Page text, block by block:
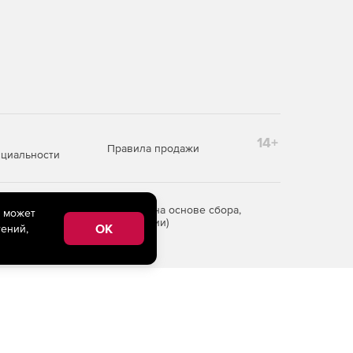
Правила продажи 14+
информации на основе сбора,
Российской Федерации)
может
OK